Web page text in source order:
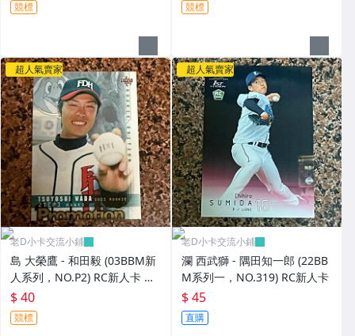
競標 競標
超人氣賣家
老D小卡交流小鋪
島 大榮鷹 - 和田毅 (03BBM新
人系列，NO.P2) RC新人卡 宣
傳卡
$ 40
競標
超人氣賣家
老D小卡交流小鋪
瀾 西武獅 - 隅田知一郎 (22BB
M系列一，NO.319) RC新人卡
$ 45
直購